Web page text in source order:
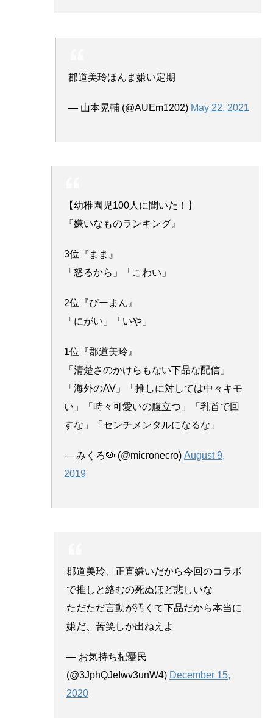
郡道美玲ほんま嫌い定期
— 山本晃輔 (@AUEm1202) May 22, 2021
【幼稚園児100人に聞いた！】
『嫌いなものランキング』
3位『まま』
「怒るから」「こわい」
2位『ぴーまん』
「にがい」「いや」
1位『郡道美玲』
「清楚さのかけらもない下品な配信」
「海外のAV」「推しに対しては中々キモ
い」「時々可愛いの腹立つ」「乳首で回
すな」「センチメンタルになるな」
— みくろ🦠 (@micronecro) August 9,
2019
郡道美玲、正直嫌いだから今回のコラボ
で推しと絡むの死ぬほど悲しいな
ただただ言動が汚くて下品だから本当に
嫌だ、苦笑しか出ねえよ
— お気持ち杞憂民
(@3JphQJeIwv3unW4) December 15,
2020